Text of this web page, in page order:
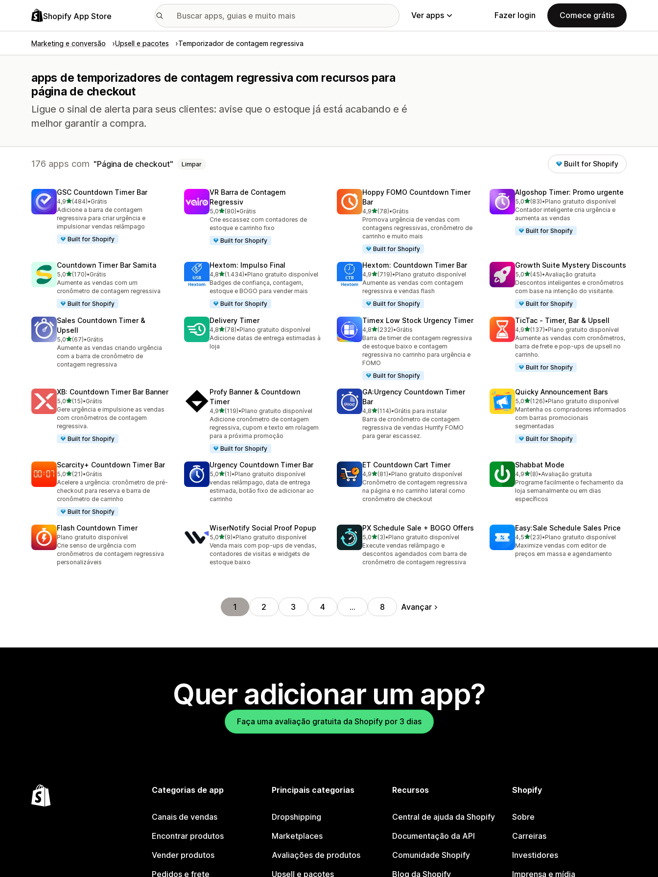
Shopify App Store Ver apps Fazer login Comece grátis
Marketing e conversão Upsell e pacotes Temporizador de contagem regressiva
apps de temporizadores de contagem regressiva com recursos para
página de checkout
Ligue o sinal de alerta para seus clientes: avise que o estoque já está acabando e é
melhor garantir a compra.
176 apps com Página de checkout Limpar Built for Shopify
GSC Countdown Timer Bar
4,9de 5 estrelas
(484)
484 avaliações ao todo
•Grátis
Adicione a barra de contagem
regressiva para criar urgência e
impulsionar vendas relâmpago
Built for Shopify
VR Barra de Contagem
Regressiv
5,0de 5 estrelas
(80)
80 avaliações ao todo
•Grátis
Crie escassez com contadores de
estoque e carrinho fixo
Built for Shopify
Hoppy FOMO Countdown Timer
Bar
4,9de 5 estrelas
(78)
78 avaliações ao todo
•Grátis
Promova urgência de vendas com
contagens regressivas, cronômetro de
carrinho e muito mais
Built for Shopify
Algoshop Timer: Promo urgente
5,0de 5 estrelas
(83)
83 avaliações ao todo
•Plano gratuito disponível
Contador inteligente cria urgência e
aumenta as vendas
Built for Shopify
Countdown Timer Bar Samita
5,0de 5 estrelas
(170)
170 avaliações ao todo
•Grátis
Aumente as vendas com um
cronômetro de contagem regressiva
Built for Shopify
Hextom: Impulso Final
4,8de 5 estrelas
(1.434)
1434 avaliações ao todo
•Plano gratuito disponível
Badges de confiança, contagem,
estoque e BOGO para vender mais
Built for Shopify
Hextom: Countdown Timer Bar
4,9de 5 estrelas
(719)
719 avaliações ao todo
•Plano gratuito disponível
Aumente as vendas com contagem
regressiva e vendas flash
Built for Shopify
Growth Suite Mystery Discounts
5,0de 5 estrelas
(45)
45 avaliações ao todo
•Avaliação gratuita
Descontos inteligentes e cronômetros
com base na intenção do visitante.
Built for Shopify
Sales Countdown Timer &
Upsell
5,0de 5 estrelas
(67)
67 avaliações ao todo
•Grátis
Aumente as vendas criando urgência
com a barra de cronômetro de
contagem regressiva
Delivery Timer
4,8de 5 estrelas
(78)
78 avaliações ao todo
•Plano gratuito disponível
Adicione datas de entrega estimadas à
loja
Timex Low Stock Urgency Timer
4,8de 5 estrelas
(232)
232 avaliações ao todo
•Grátis
Barra de timer de contagem regressiva
de estoque baixo e contagem
regressiva no carrinho para urgência e
FOMO
Built for Shopify
TicTac ‑ Timer, Bar & Upsell
4,9de 5 estrelas
(137)
137 avaliações ao todo
•Plano gratuito disponível
Aumente as vendas com cronômetros,
barra de frete e pop-ups de upsell no
carrinho.
Built for Shopify
XB: Countdown Timer Bar Banner
5,0de 5 estrelas
(15)
15 avaliações ao todo
•Grátis
Gere urgência e impulsione as vendas
com cronômetros de contagem
regressiva.
Built for Shopify
Profy Banner & Countdown
Timer
4,9de 5 estrelas
(119)
119 avaliações ao todo
•Plano gratuito disponível
Adicione cronômetro de contagem
regressiva, cupom e texto em rolagem
para a próxima promoção
Built for Shopify
GA:Urgency Countdown Timer
Bar
4,8de 5 estrelas
(114)
114 avaliações ao todo
•Grátis para instalar
Barra de cronômetro de contagem
regressiva de vendas Hurrify FOMO
para gerar escassez.
Quicky Announcement Bars
5,0de 5 estrelas
(126)
126 avaliações ao todo
•Plano gratuito disponível
Mantenha os compradores informados
com barras promocionais
segmentadas
Built for Shopify
Scarcity+ Countdown Timer Bar
5,0de 5 estrelas
(21)
21 avaliações ao todo
•Grátis
Acelere a urgência: cronômetro de pré-
checkout para reserva e barra de
cronômetro de carrinho
Built for Shopify
Urgency Countdown Timer Bar
5,0de 5 estrelas
(1)
1 avaliações ao todo
•Plano gratuito disponível
vendas relâmpago, data de entrega
estimada, botão fixo de adicionar ao
carrinho
ET Countdown Cart Timer
4,9de 5 estrelas
(81)
81 avaliações ao todo
•Plano gratuito disponível
Cronômetro de contagem regressiva
na página e no carrinho lateral como
cronômetro de checkout
Shabbat Mode
4,9de 5 estrelas
(8)
8 avaliações ao todo
•Avaliação gratuita
Programe facilmente o fechamento da
loja semanalmente ou em dias
específicos
Flash Countdown Timer
Plano gratuito disponível
Crie senso de urgência com
cronômetros de contagem regressiva
personalizáveis
WiserNotify Social Proof Popup
5,0de 5 estrelas
(9)
9 avaliações ao todo
•Plano gratuito disponível
Venda mais com pop-ups de vendas,
contadores de visitas e widgets de
estoque baixo
PX Schedule Sale + BOGO Offers
5,0de 5 estrelas
(3)
3 avaliações ao todo
•Plano gratuito disponível
Execute vendas relâmpago e
descontos agendados com barra de
cronômetro de contagem regressiva
Easy:Sale Schedule Sales Price
4,5de 5 estrelas
(23)
23 avaliações ao todo
•Plano gratuito disponível
Maximize vendas com editor de
preços em massa e agendamento
1 2 3 4 … 8 Avançar
Quer adicionar um app?
Faça uma avaliação gratuita da Shopify por 3 dias
Categorias de app
Canais de vendas
Encontrar produtos
Vender produtos
Pedidos e frete
Principais categorias
Dropshipping
Marketplaces
Avaliações de produtos
Upsell e pacotes
Recursos
Central de ajuda da Shopify
Documentação da API
Comunidade Shopify
Blog da Shopify
Shopify
Sobre
Carreiras
Investidores
Imprensa e mídia